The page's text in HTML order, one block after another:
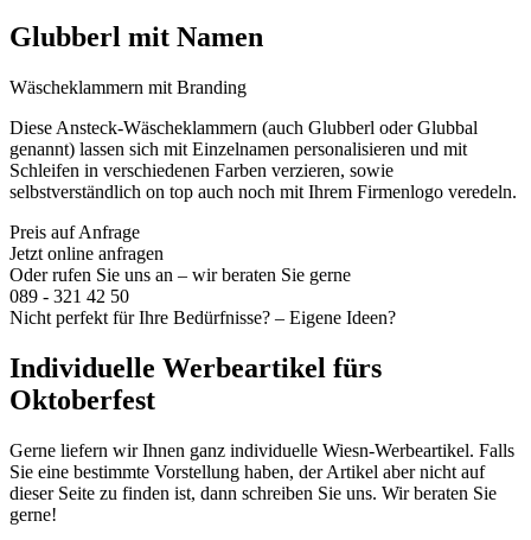
Glubberl mit Namen
Wäscheklammern mit Branding
Diese Ansteck-Wäscheklammern (auch Glubberl oder Glubbal
genannt) lassen sich mit Einzelnamen personalisieren und mit
Schleifen in verschiedenen Farben verzieren, sowie
selbstverständlich on top auch noch mit Ihrem Firmenlogo veredeln.
Preis auf Anfrage
Jetzt online anfragen
Oder rufen Sie uns an – wir beraten Sie gerne
089 - 321 42 50
Nicht perfekt für Ihre Bedürfnisse? – Eigene Ideen?
Individuelle Werbeartikel fürs
Oktoberfest
Gerne liefern wir Ihnen ganz individuelle Wiesn-Werbeartikel. Falls
Sie eine bestimmte Vorstellung haben, der Artikel aber nicht auf
dieser Seite zu finden ist, dann schreiben Sie uns. Wir beraten Sie
gerne!